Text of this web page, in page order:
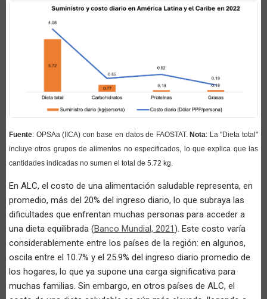
Fuente: OPSAa (IICA) con base en datos de FAOSTAT.​ Nota: La "Dieta total"
incluye otros grupos de alimentos no especificados, lo que explica que las
cantidades indicadas no sumen el total de 5.72 kg.
En ALC, el costo de una alimentación saludable representa, en
promedio, más del 20% del ingreso diario, lo que subraya las
dificultades que enfrentan muchas personas para acceder a
una dieta equilibrada (Banco Mundial, 2021). Este costo varía
considerablemente entre los países de la región: en algunos,
oscila entre el 10.7% y el 25.9% del ingreso diario promedio de
los hogares, lo que ya supone una carga significativa para
muchas familias. Sin embargo, en otros países de ALC, el